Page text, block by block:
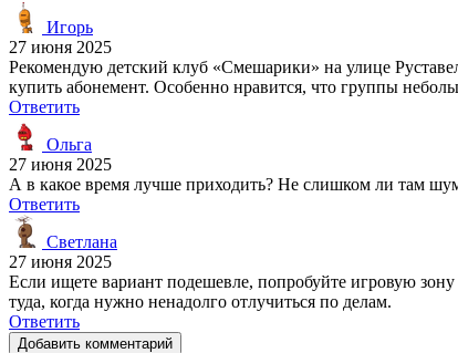
Игорь
27 июня 2025
Рекомендую детский клуб «Смешарики» на улице
купить абонемент. Особенно нравится, что группы
Ответить
Ольга
27 июня 2025
А в какое время лучше приходить? Не слишком ли там
Ответить
Светлана
27 июня 2025
Если ищете вариант подешевле, попробуйте игровую
туда, когда нужно ненадолго отлучиться по делам.
Ответить
Добавить комментарий